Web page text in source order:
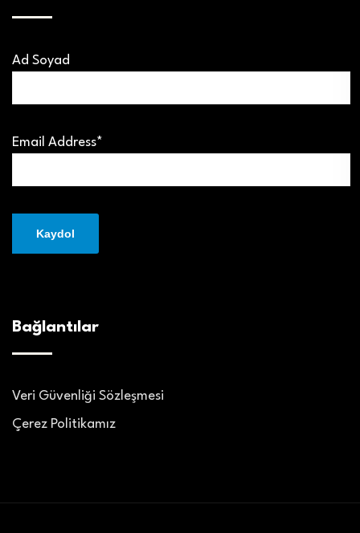
Ad Soyad
Email Address*
Bağlantılar
Veri Güvenliği Sözleşmesi
Çerez Politikamız